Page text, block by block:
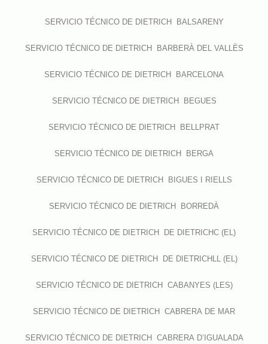
SERVICIO TÉCNICO DE DIETRICH BALSARENY
SERVICIO TÉCNICO DE DIETRICH BARBERÀ DEL VALLÈS
SERVICIO TÉCNICO DE DIETRICH BARCELONA
SERVICIO TÉCNICO DE DIETRICH BEGUES
SERVICIO TÉCNICO DE DIETRICH BELLPRAT
SERVICIO TÉCNICO DE DIETRICH BERGA
SERVICIO TÉCNICO DE DIETRICH BIGUES I RIELLS
SERVICIO TÉCNICO DE DIETRICH BORREDÀ
SERVICIO TÉCNICO DE DIETRICH DE DIETRICHC (EL)
SERVICIO TÉCNICO DE DIETRICH DE DIETRICHLL (EL)
SERVICIO TÉCNICO DE DIETRICH CABANYES (LES)
SERVICIO TÉCNICO DE DIETRICH CABRERA DE MAR
SERVICIO TÉCNICO DE DIETRICH CABRERA D’IGUALADA